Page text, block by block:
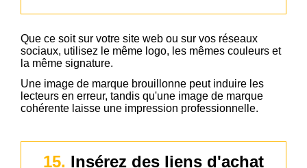
Que ce soit sur votre site web ou sur vos réseaux
sociaux, utilisez le même logo, les mêmes couleurs et
la même signature.
Une image de marque brouillonne peut induire les
lecteurs en erreur, tandis qu'une image de marque
cohérente laisse une impression professionnelle.
15. Insérez des liens d'achat